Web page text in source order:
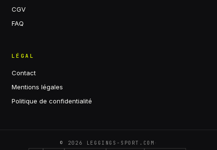
CGV
FAQ
LÉGAL
Contact
Mentions légales
Politique de confidentialité
© 2026 LEGGINGS-SPORT.COM ·